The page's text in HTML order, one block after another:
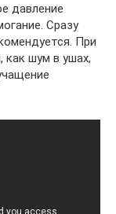
давление
Сразу
При
как шум в ушах,